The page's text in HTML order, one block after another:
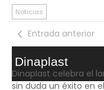
Noticias
Entrada anterior
Dinaplast
Dinaplast celebra el
sin duda un éxito en